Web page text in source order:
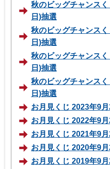
秋のビッグチャンス
日)抽選
秋のビッグチャンス
日)抽選
秋のビッグチャンス
日)抽選
秋のビッグチャンス
日)抽選
お月見くじ 2023年9
お月見くじ 2022年9
お月見くじ 2021年9
お月見くじ 2020年9
お月見くじ 2019年9